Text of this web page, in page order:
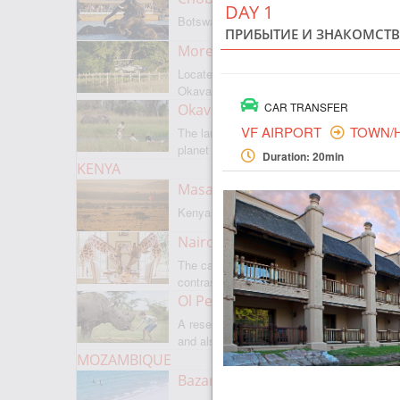
Botswanas most famous park
Moremi Game Reserve
Located on the border with
Okavango
Okavango Delta
The largest internal delta on the
planet
KENYA
Masai Mara
Kenyas most famous park
Nairobi
The capital of Kenya is a city of
contrasts
Ol Pejeta
A reserve where there is everything,
and also rare rhinoceroses
MOZAMBIQUE
Bazaruto Archipelago
DAY 1
ПРИБЫТИЕ И
CAR TRANSFER
VF AIRPORT TOWN/
Duration: 20min